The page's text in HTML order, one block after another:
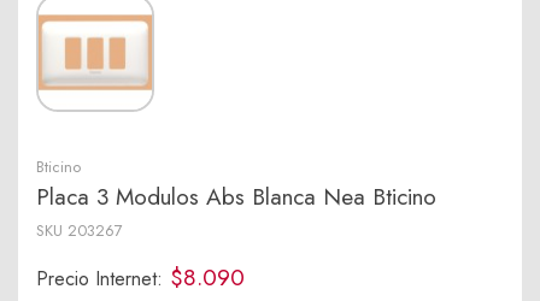
Bticino
Placa 3 Modulos Abs Blanca Nea Bticino
SKU 203267
Precio Internet: $8.090